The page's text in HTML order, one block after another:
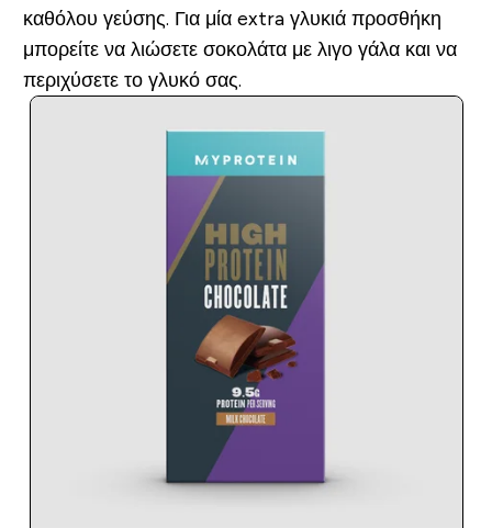
καθόλου γεύσης. Για μία extra γλυκιά προσθήκη
μπορείτε να λιώσετε σοκολάτα με λιγο γάλα και να
περιχύσετε το γλυκό σας.